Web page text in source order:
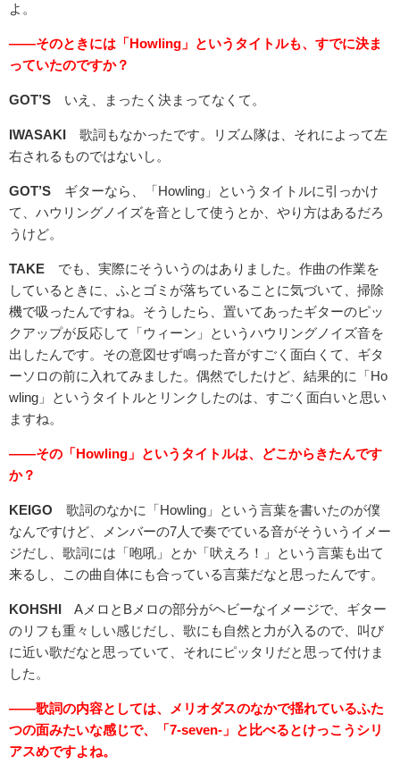
よ。
――そのときには「Howling」というタイトルも、すでに決ま
っていたのですか？
GOT’S いえ、まったく決まってなくて。
IWASAKI 歌詞もなかったです。リズム隊は、それによって左
右されるものではないし。
GOT’S ギターなら、「Howling」というタイトルに引っかけ
て、ハウリングノイズを音として使うとか、やり方はあるだろ
うけど。
TAKE でも、実際にそういうのはありました。作曲の作業を
しているときに、ふとゴミが落ちていることに気づいて、掃除
機で吸ったんですね。そうしたら、置いてあったギターのピッ
クアップが反応して「ウィーン」というハウリングノイズ音を
出したんです。その意図せず鳴った音がすごく面白くて、ギタ
ーソロの前に入れてみました。偶然でしたけど、結果的に「Ho
wling」というタイトルとリンクしたのは、すごく面白いと思い
ますね。
――その「Howling」というタイトルは、どこからきたんです
か？
KEIGO 歌詞のなかに「Howling」という言葉を書いたのが僕
なんですけど、メンバーの7人で奏でている音がそういうイメー
ジだし、歌詞には「咆吼」とか「吠えろ！」という言葉も出て
来るし、この曲自体にも合っている言葉だなと思ったんです。
KOHSHI AメロとBメロの部分がヘビーなイメージで、ギター
のリフも重々しい感じだし、歌にも自然と力が入るので、叫び
に近い歌だなと思っていて、それにピッタリだと思って付けま
した。
――歌詞の内容としては、メリオダスのなかで揺れているふた
つの面みたいな感じで、「7-seven-」と比べるとけっこうシリ
アスめですよね。